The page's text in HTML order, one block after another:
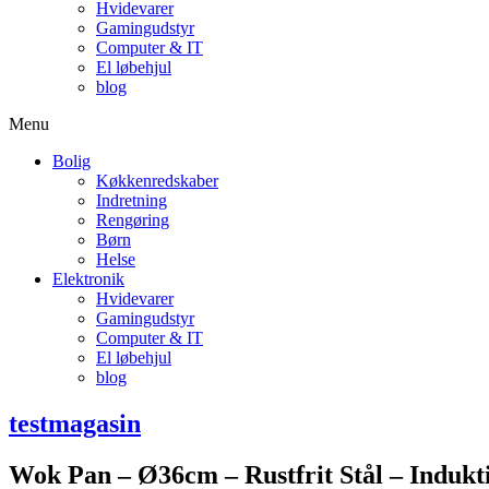
Hvidevarer
Gamingudstyr
Computer & IT
El løbehjul
blog
Menu
Bolig
Køkkenredskaber
Indretning
Rengøring
Børn
Helse
Elektronik
Hvidevarer
Gamingudstyr
Computer & IT
El løbehjul
blog
testmagasin
Wok Pan – Ø36cm – Rustfrit Stål –